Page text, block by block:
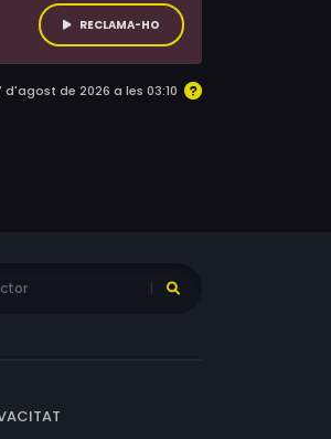
RECLAMA-HO
de 2026 a les 03:10